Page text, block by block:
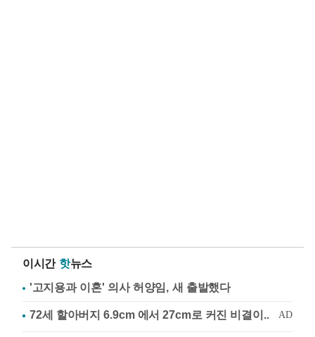
이시간 핫뉴스
'고지용과 이혼' 의사 허양임, 새 출발했다